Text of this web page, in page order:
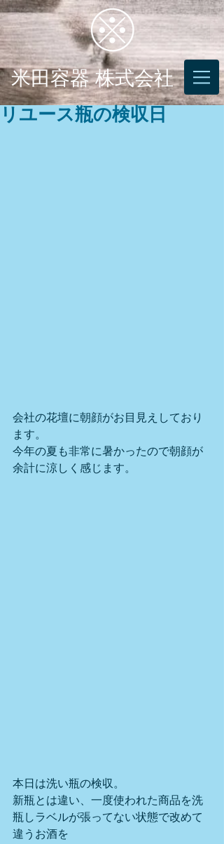
米田容器 株式会社
リユース瓶の検収日
会社の花壇に朝顔がお目見えしており
ます。
今年の夏も非常に暑かったので朝顔が
余計に涼しく感じます。
本日は洗い瓶の検収。
新瓶とは違い、一度使われた商品を洗
瓶しラベルが張ってない状態で改めて
違うお酒を